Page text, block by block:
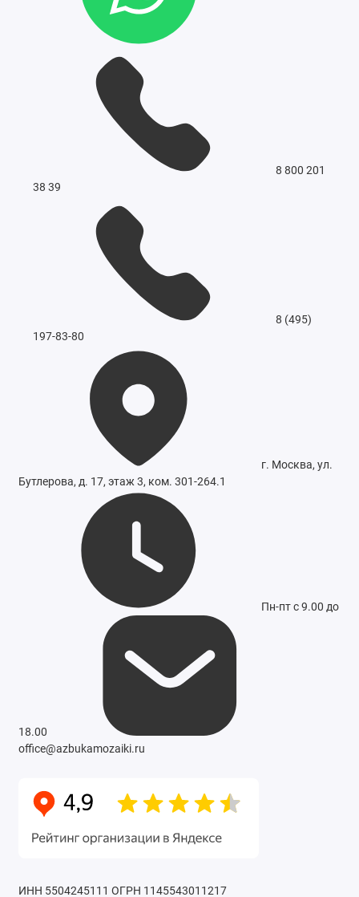
8 800 201
38 39
8 (495)
197-83-80
г. Москва, ул.
Бутлерова, д. 17, этаж 3, ком. 301-264.1
Пн-пт с 9.00 до
18.00
office@azbukamozaiki.ru
ИНН 5504245111 ОГРН 1145543011217